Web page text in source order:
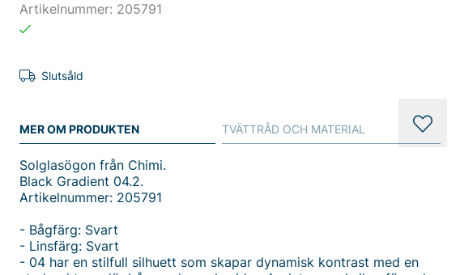
Artikelnummer: 205791
Slutsåld
MER OM PRODUKTEN
Solglasögon från Chimi.
Black Gradient 04.2.
Artikelnummer: 205791
- Bågfärg: Svart
- Linsfärg: Svart
- 04 har en stilfull silhuett som skapar dynamisk kontrast med en
TVÄTTRÅD OCH MATERIAL